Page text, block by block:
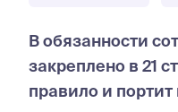
В обязанности
закреплено в 21
правило и